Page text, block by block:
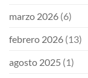
marzo 2026 (6)
febrero 2026 (13)
agosto 2025 (1)